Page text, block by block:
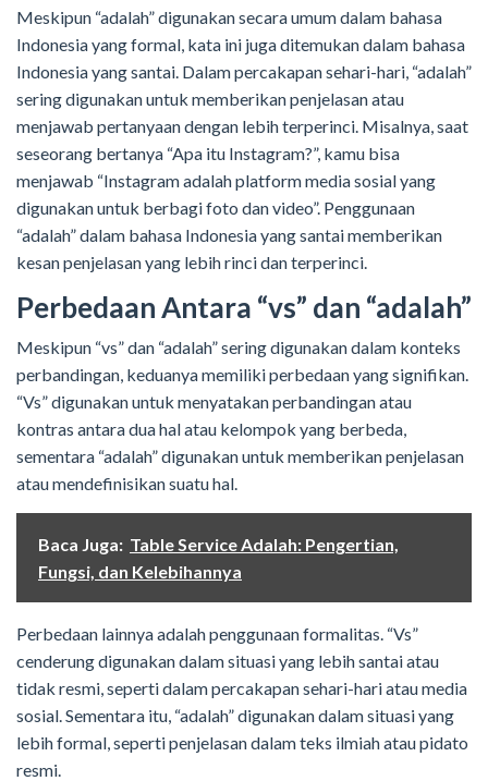
Meskipun “adalah” digunakan secara umum dalam bahasa
Indonesia yang formal, kata ini juga ditemukan dalam bahasa
Indonesia yang santai. Dalam percakapan sehari-hari, “adalah”
sering digunakan untuk memberikan penjelasan atau
menjawab pertanyaan dengan lebih terperinci. Misalnya, saat
seseorang bertanya “Apa itu Instagram?”, kamu bisa
menjawab “Instagram adalah platform media sosial yang
digunakan untuk berbagi foto dan video”. Penggunaan
“adalah” dalam bahasa Indonesia yang santai memberikan
kesan penjelasan yang lebih rinci dan terperinci.
Perbedaan Antara “vs” dan “adalah”
Meskipun “vs” dan “adalah” sering digunakan dalam konteks
perbandingan, keduanya memiliki perbedaan yang signifikan.
“Vs” digunakan untuk menyatakan perbandingan atau
kontras antara dua hal atau kelompok yang berbeda,
sementara “adalah” digunakan untuk memberikan penjelasan
atau mendefinisikan suatu hal.
Baca Juga: Table Service Adalah: Pengertian,
Fungsi, dan Kelebihannya
Perbedaan lainnya adalah penggunaan formalitas. “Vs”
cenderung digunakan dalam situasi yang lebih santai atau
tidak resmi, seperti dalam percakapan sehari-hari atau media
sosial. Sementara itu, “adalah” digunakan dalam situasi yang
lebih formal, seperti penjelasan dalam teks ilmiah atau pidato
resmi.